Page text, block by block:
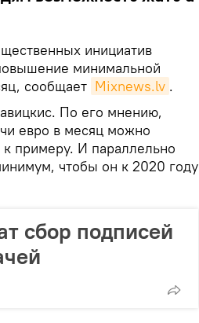
инициатив
минимальной
сообщает Mixnews.lv .
По его мнению,
евро в месяц можно
к примеру. И параллельно
чтобы он к 2020 году
сбор подписей